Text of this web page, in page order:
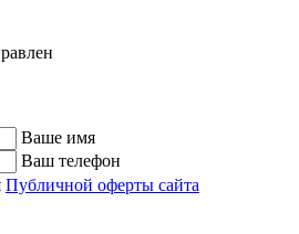
Ваше имя
Ваш телефон
Публичной оферты сайта